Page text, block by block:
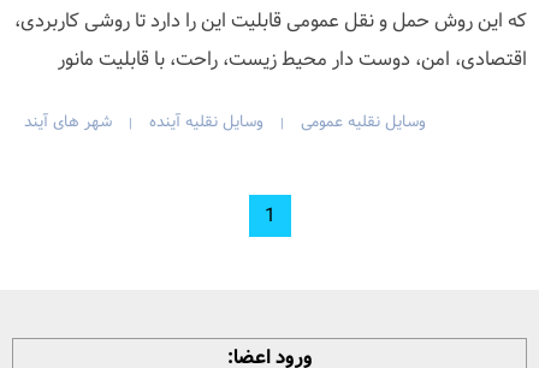
که این روش حمل و نقل عمومی قابلیت این را دارد تا روشی کاربردی،
اقتصادی، امن، دوست دار محیط زیست، راحت، با قابلیت مانور
وسایل نقلیه عمومی | وسایل نقلیه آینده | شهر های آیند
1
ورود اعضا: